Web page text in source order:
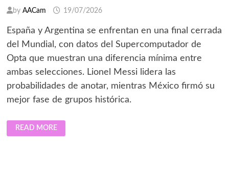
by AACam 19/07/2026
España y Argentina se enfrentan en una final cerrada
del Mundial, con datos del Supercomputador de
Opta que muestran una diferencia mínima entre
ambas selecciones. Lionel Messi lidera las
probabilidades de anotar, mientras México firmó su
mejor fase de grupos histórica.
ESPAÑA
VS.
ARGENTINA:
READ MORE